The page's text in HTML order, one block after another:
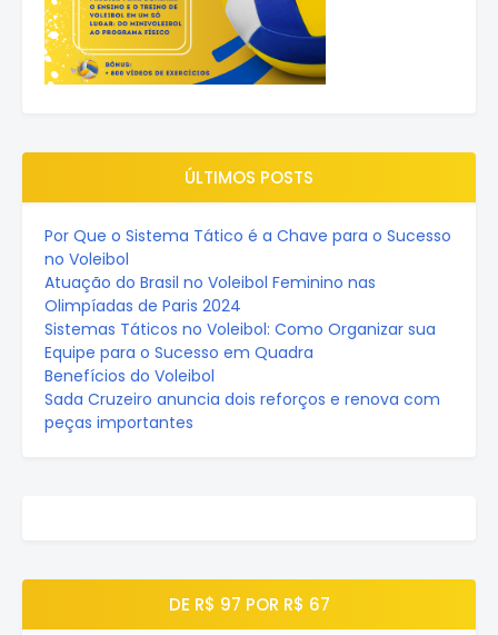
ÚLTIMOS POSTS
Por Que o Sistema Tático é a Chave para o Sucesso
no Voleibol
Atuação do Brasil no Voleibol Feminino nas
Olimpíadas de Paris 2024
Sistemas Táticos no Voleibol: Como Organizar sua
Equipe para o Sucesso em Quadra
Benefícios do Voleibol
Sada Cruzeiro anuncia dois reforços e renova com
peças importantes
DE R$ 97 POR R$ 67